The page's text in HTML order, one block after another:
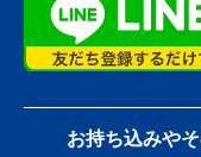
お持ち込みや